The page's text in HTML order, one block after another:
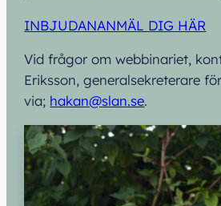
INBJUDANANMÄL DIG HÄR
Vid frågor om webbinariet,
Eriksson, generalsekreterare
via; hakan@slan.se.